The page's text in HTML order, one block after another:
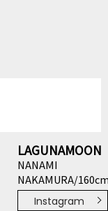
LAGUNAMOON
NANAMI
NAKAMURA/
Instagram